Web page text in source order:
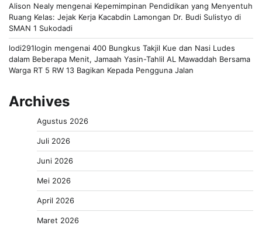
Alison Nealy mengenai Kepemimpinan Pendidikan yang Menyentuh
Ruang Kelas: Jejak Kerja Kacabdin Lamongan Dr. Budi Sulistyo di
SMAN 1 Sukodadi
lodi291login mengenai 400 Bungkus Takjil Kue dan Nasi Ludes
dalam Beberapa Menit, Jamaah Yasin-Tahlil AL Mawaddah Bersama
Warga RT 5 RW 13 Bagikan Kepada Pengguna Jalan
Archives
Agustus 2026
Juli 2026
Juni 2026
Mei 2026
April 2026
Maret 2026